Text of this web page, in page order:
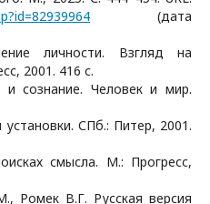
(дата
личности. Взгляд на
2001. 416 с.
сознание. Человек и мир.
СПб.: Питер, 2001.
смысла. М.: Прогресс,
Ромек В.Г. Русская версия